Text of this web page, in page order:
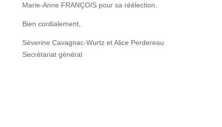
Marie-Anne FRANÇOIS pour sa réélection.
Bien cordialement,
Séverine Cavagnac-Wurtz et Alice Perdereau
Secrétariat général